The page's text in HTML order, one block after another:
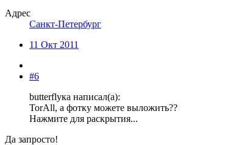
Адрес
Санкт-Петербург
11 Окт 2011
#6
butterflyка написал(а):
TorAll, а фотку можете выложить??
Нажмите для раскрытия...
Да запросто!